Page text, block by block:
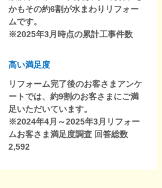
かもその約6割が水まわりリフォー
ムです。
※2025年3月時点の累計工事件数
高い満足度
リフォーム完了後のお客さまアンケ
ートでは、約9割のお客さまにご満
足いただいています。
※2024年4月～2025年3月リフォー
ムお客さま満足度調査 回答総数
2,592